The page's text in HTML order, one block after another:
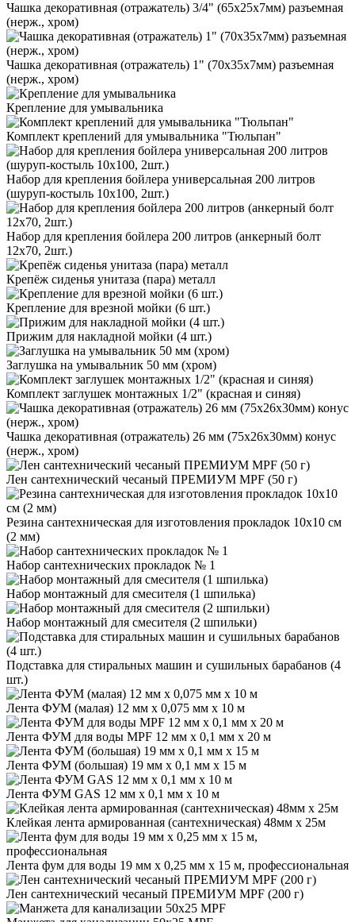
Чашка декоративная (отражатель) 3/4" (65х25х7мм) разъемная
(нерж., хром)
Чашка декоративная (отражатель) 1" (70х35х7мм) разъемная
(нерж., хром)
Крепление для умывальника
Комплект креплений для умывальника "Тюльпан"
Набор для крепления бойлера универсальная 200 литров
(шуруп-костыль 10х100, 2шт.)
Набор для крепления бойлера 200 литров (анкерный болт
12х70, 2шт.)
Крепёж сиденья унитаза (пара) металл
Крепление для врезной мойки (6 шт.)
Прижим для накладной мойки (4 шт.)
Заглушка на умывальник 50 мм (хром)
Комплект заглушек монтажных 1/2" (красная и синяя)
Чашка декоративная (отражатель) 26 мм (75х26х30мм) конус
(нерж., хром)
Лен сантехнический чесаный ПРЕМИУМ MPF (50 г)
Резина сантехническая для изготовления прокладок 10х10 см
(2 мм)
Набор сантехнических прокладок № 1
Набор монтажный для смесителя (1 шпилька)
Набор монтажный для смесителя (2 шпильки)
Подставка для стиральных машин и сушильных барабанов (4
шт.)
Лента ФУМ (малая) 12 мм х 0,075 мм х 10 м
Лента ФУМ для воды MPF 12 мм х 0,1 мм х 20 м
Лента ФУМ (большая) 19 мм х 0,1 мм х 15 м
Лента ФУМ GAS 12 мм х 0,1 мм х 10 м
Клейкая лента армированная (сантехническая) 48мм х 25м
Лента фум для воды 19 мм x 0,25 мм x 15 м, профессиональная
Лен сантехнический чесаный ПРЕМИУМ MPF (200 г)